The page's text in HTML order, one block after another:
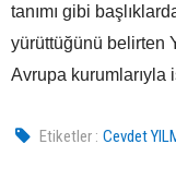
tanımı gibi
yürüttüğünü belirten
Avrupa
Etiketler : Cevdet